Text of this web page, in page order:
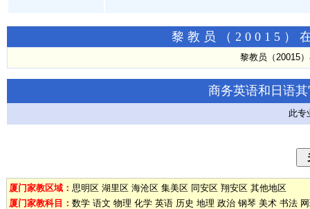
黎教员（20015）
黎教员（20015
商务英语和日语
此专
厦门家教区域： 思明区 湖里区 海沧区 集美区 同安区 翔安区 其他地区
厦门家教科目： 数学 语文 物理 化学 英语 历史 地理 政治 钢琴 美术 书法